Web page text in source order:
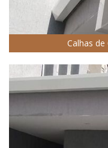
Calhas